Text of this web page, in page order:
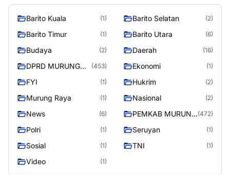
Barito Kuala (1) Barito Selatan (2)
Barito Timur (1) Barito Utara (6)
Budaya (2) Daerah (16)
DPRD MURUNG
(453) Ekonomi (1)
FYI (1) Hukrim (2)
Murung Raya (1) Nasional (2)
News (6)
PEMKAB MURUNG (472)
Polri (1) Seruyan (1)
Sosial (1) TNI (1)
Video (1)